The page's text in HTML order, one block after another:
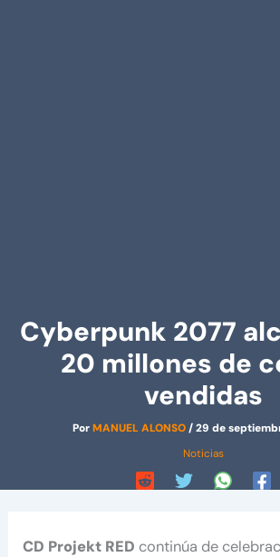
Cyberpunk 2077
20 millones de
vendidas
PorMANUEL ALONSO/29 de
Noticias
CD Projekt RED continúa de